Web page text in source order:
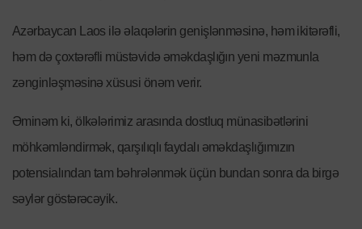
Azərbaycan Laos ilə əlaqələrin genişlənməsinə, həm ikitərəfli,
həm də çoxtərəfli müstəvidə əməkdaşlığın yeni məzmunla
zənginləşməsinə xüsusi önəm verir.
Əminəm ki, ölkələrimiz arasında dostluq münasibətlərini
möhkəmləndirmək, qarşılıqlı faydalı əməkdaşlığımızın
potensialından tam bəhrələnmək üçün bundan sonra da birgə
səylər göstərəcəyik.